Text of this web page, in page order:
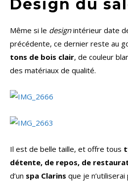
Design du
Même si le designintérieur date
précédente, ce dernier reste au
tons de bois clair, de couleur
des matériaux de qualité.
Il est de belle taille, et offre tous
détente, de repos, de
d’un spa Clarins que je